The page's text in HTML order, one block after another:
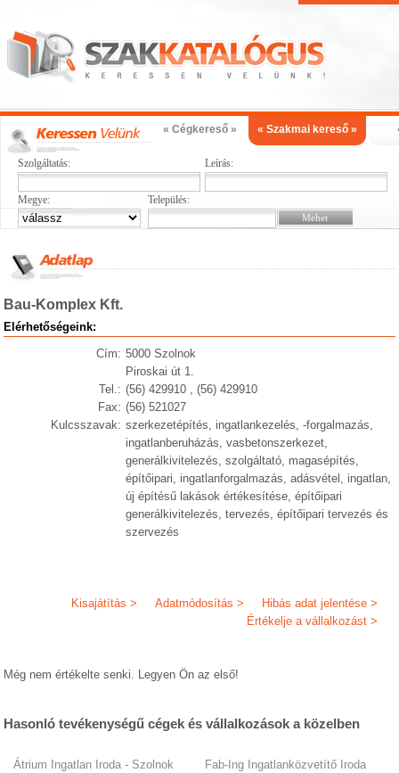
« Cégkereső » « Szakmai kereső »
Szolgáltatás: Leírás:
Megye: Település:
Bau-Komplex Kft.
Elérhetőségeink:
Cím: 5000 Szolnok
Piroskai út 1.
Tel.: (56) 429910 , (56) 429910
Fax: (56) 521027
Kulcsszavak: szerkezetépítés, ingatlankezelés, -forgalmazás,
ingatlanberuházás, vasbetonszerkezet,
generálkivitelezés, szolgáltató, magasépítés,
építőipari, ingatlanforgalmazás, adásvétel, ingatlan,
új építésű lakások értékesítése, építőipari
generálkivitelezés, tervezés, építőipari tervezés és
szervezés
Hibás adat jelentése >
Adatmódosítás >
Kisajátítás >
Értékelje a vállalkozást >
Még nem értékelte senki. Legyen Ön az első!
Hasonló tevékenységű cégek és vállalkozások a közelben
Átrium Ingatlan Iroda - Szolnok
Fab-Ing Ingatlanközvetítő Iroda